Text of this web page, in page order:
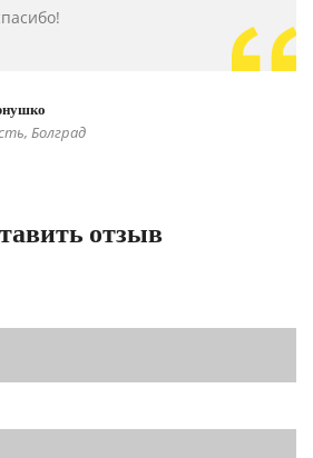
Болград
отзыв